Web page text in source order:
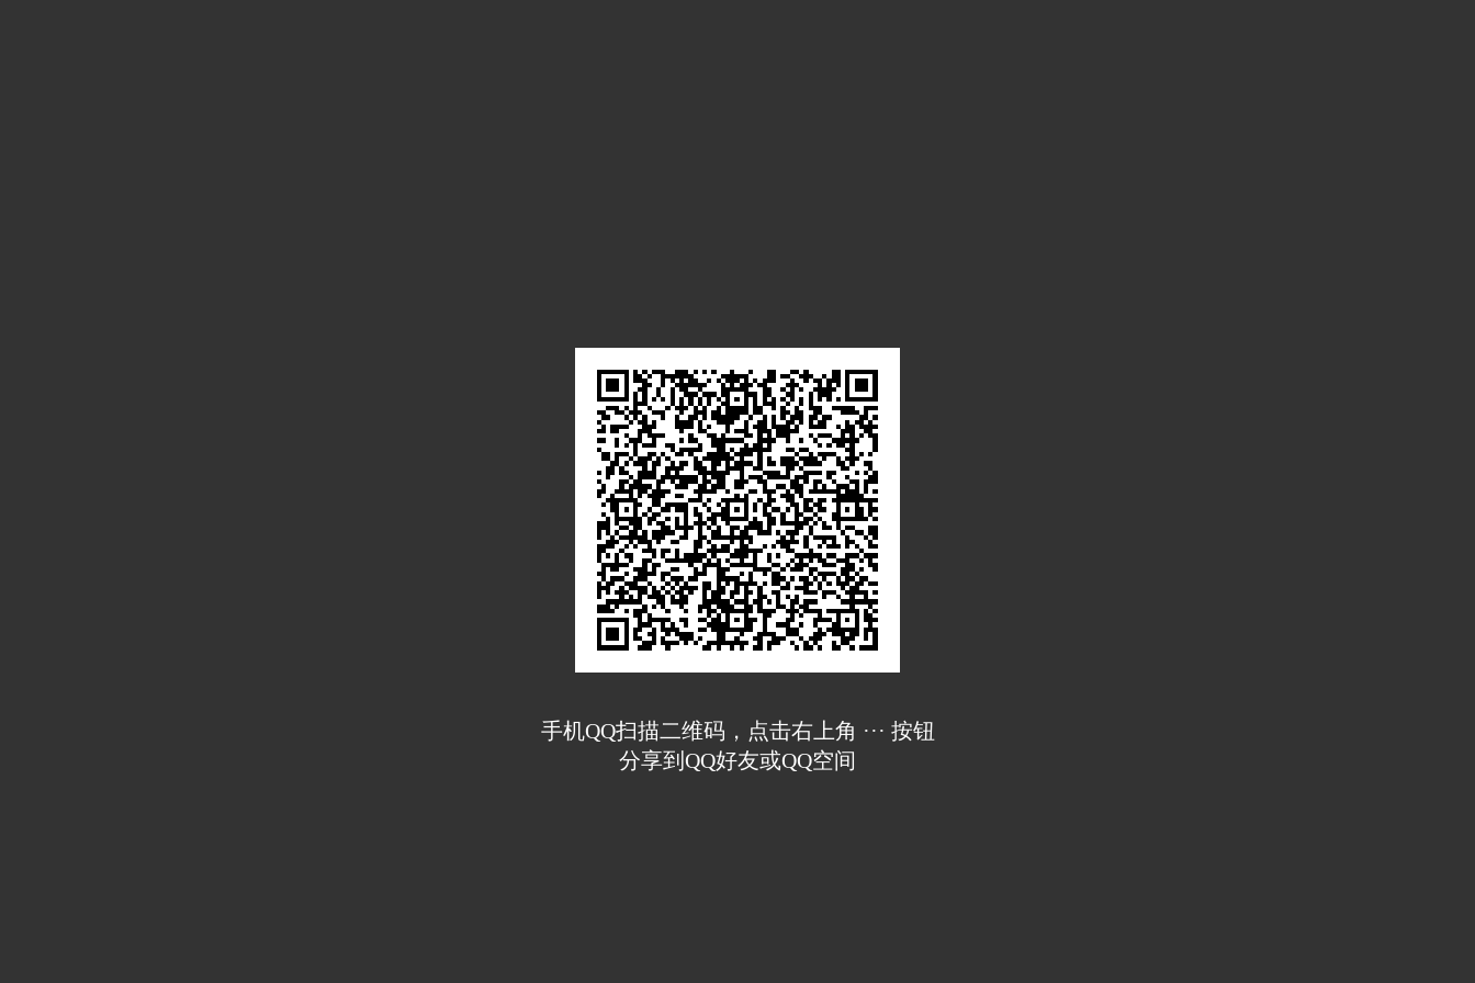
手机QQ扫描二维码，点击右上角 ··· 按钮
分享到QQ好友或QQ空间